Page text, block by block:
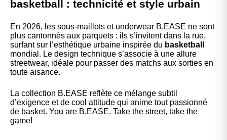
basketball : technicité et style urbain
En 2026, les sous-maillots et underwear B.EASE ne sont
plus cantonnés aux parquets : ils s’invitent dans la rue,
surfant sur l’esthétique urbaine inspirée du basketball
mondial. Le design technique s’associe à une allure
streetwear, idéale pour passer des matchs aux sorties en
toute aisance.
La collection B.EASE reflète ce mélange subtil
d’exigence et de cool attitude qui anime tout passionné
de basket. You are B.EASE. Take the street, take the
game!